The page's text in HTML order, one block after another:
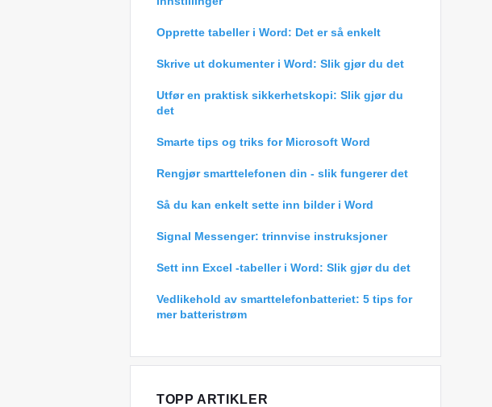
Opprette tabeller i Word: Det er så enkelt
Skrive ut dokumenter i Word: Slik gjør du det
Utfør en praktisk sikkerhetskopi: Slik gjør du
det
Smarte tips og triks for Microsoft Word
Rengjør smarttelefonen din - slik fungerer det
Så du kan enkelt sette inn bilder i Word
Signal Messenger: trinnvise instruksjoner
Sett inn Excel -tabeller i Word: Slik gjør du det
Vedlikehold av smarttelefonbatteriet: 5 tips for
mer batteristrøm
TOPP ARTIKLER